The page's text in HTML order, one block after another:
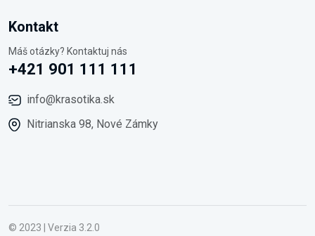
Kontakt
Máš otázky? Kontaktuj nás
+421 901 111 111
info@krasotika.sk
Nitrianska 98, Nové Zámky
© 2023 | Verzia 3.2.0